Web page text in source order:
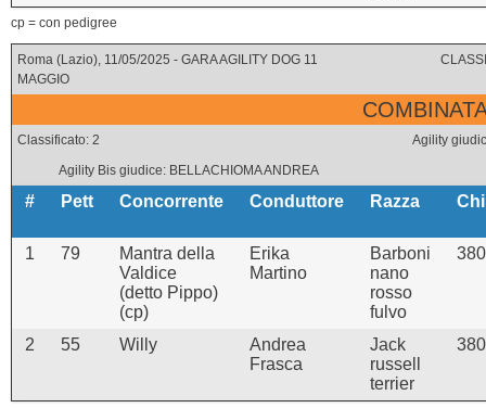
cp = con pedigree
Roma (Lazio), 11/05/2025 - GARA AGILITY DOG 11
MAGGIO
Classificato: 2
Agility
Agility Bis giudice: BELLACHIOMA ANDREA
# Pett Concorrente Conduttore Razza
1 79
Mantra della
Valdice
(detto Pippo)
(cp)
Erika
Martino
Barboni
nano
rosso
fulvo
2 55 Willy
Andrea
Frasca
Jack
russell
terrier